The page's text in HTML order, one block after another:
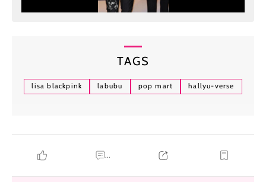
TAGS
lisa blackpink labubu pop mart hallyu-verse
...